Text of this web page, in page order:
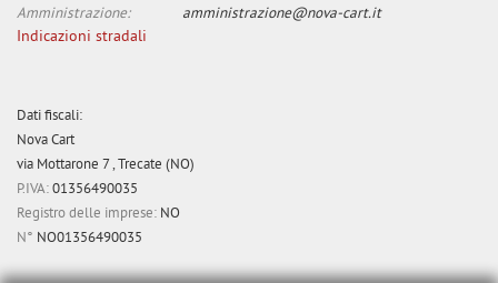
Amministrazione:
amministrazione@nova-cart.it
Indicazioni stradali
Dati fiscali:
Nova Cart
via Mottarone 7 , Trecate (NO)
P.IVA:01356490035
Registro delle imprese: NO
N° NO01356490035